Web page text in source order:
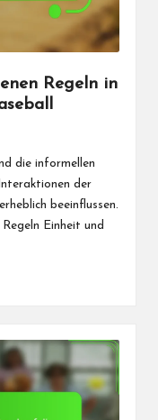
Regeln in
die informellen
der
beeinflussen.
Einheit und